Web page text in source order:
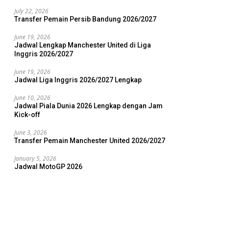
July 22, 2026
Transfer Pemain Persib Bandung 2026/2027
June 19, 2026
Jadwal Lengkap Manchester United di Liga
Inggris 2026/2027
June 19, 2026
Jadwal Liga Inggris 2026/2027 Lengkap
June 10, 2026
Jadwal Piala Dunia 2026 Lengkap dengan Jam
Kick-off
June 3, 2026
Transfer Pemain Manchester United 2026/2027
January 5, 2026
Jadwal MotoGP 2026